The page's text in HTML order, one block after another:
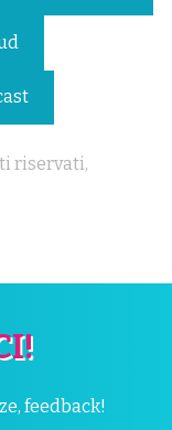
riservati,
feedback!